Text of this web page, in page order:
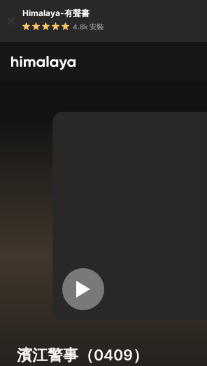
Himalaya-有聲書
4.8k 安裝
濱江警事（0409）